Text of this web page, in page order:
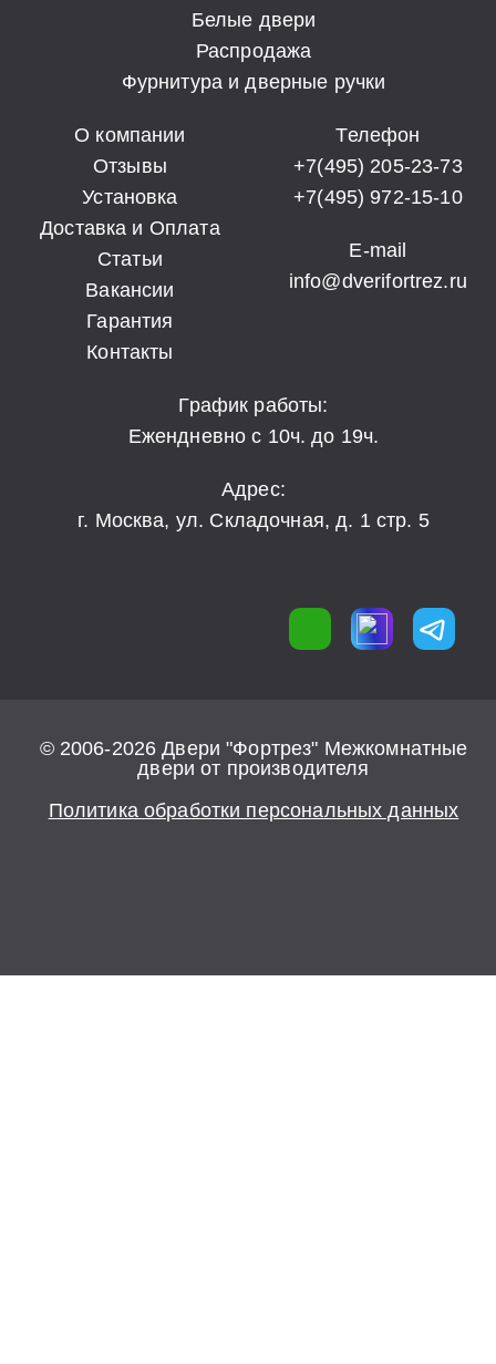
Белые двери
Распродажа
Фурнитура и дверные ручки
О компании
Отзывы
Установка
Доставка и Оплата
Статьи
Вакансии
Гарантия
Контакты
Телефон
+7(495) 205-23-73
+7(495) 972-15-10
E-mail
info@dverifortrez.ru
График работы:
Ежендневно с 10ч. до 19ч.
Адрес:
г. Москва, ул. Складочная, д. 1 стр. 5
© 2006-2026 Двери "Фортрез" Межкомнатные
двери от производителя
Политика обработки персональных данных